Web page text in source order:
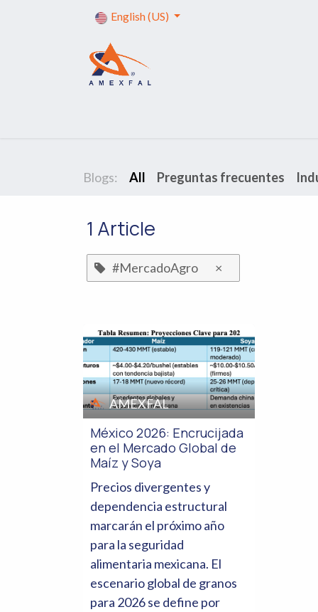
English (US)
Blogs: All Preguntas frecuentes
1 Article
#MercadoAgro ×
AMEXFAL
México 2026: Encrucijada
en el Mercado Global de
Maíz y Soya
Precios divergentes y
dependencia estructural
marcarán el próximo año
para la seguridad
alimentaria mexicana. El
escenario global de granos
para 2026 se define por